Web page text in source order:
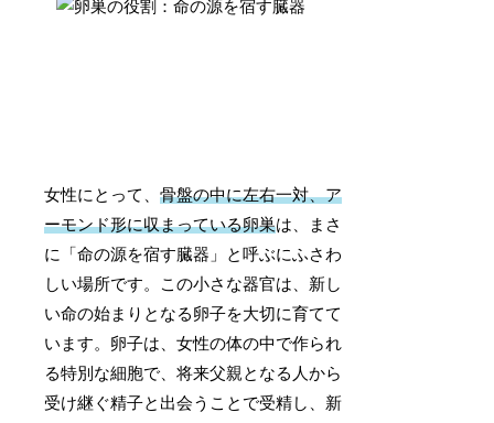
女性にとって、骨盤の中に左右一対、ア
ーモンド形に収まっている卵巣は、まさ
に「命の源を宿す臓器」と呼ぶにふさわ
しい場所です。この小さな器官は、新し
い命の始まりとなる卵子を大切に育てて
います。卵子は、女性の体の中で作られ
る特別な細胞で、将来父親となる人から
受け継ぐ精子と出会うことで受精し、新